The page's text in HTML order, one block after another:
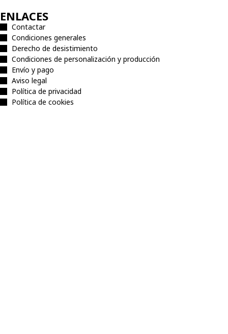
ENLACES
Contactar
Condiciones generales
Derecho de desistimiento
Condiciones de personalización y producción
Envío y pago
Aviso legal
Política de privacidad
Política de cookies